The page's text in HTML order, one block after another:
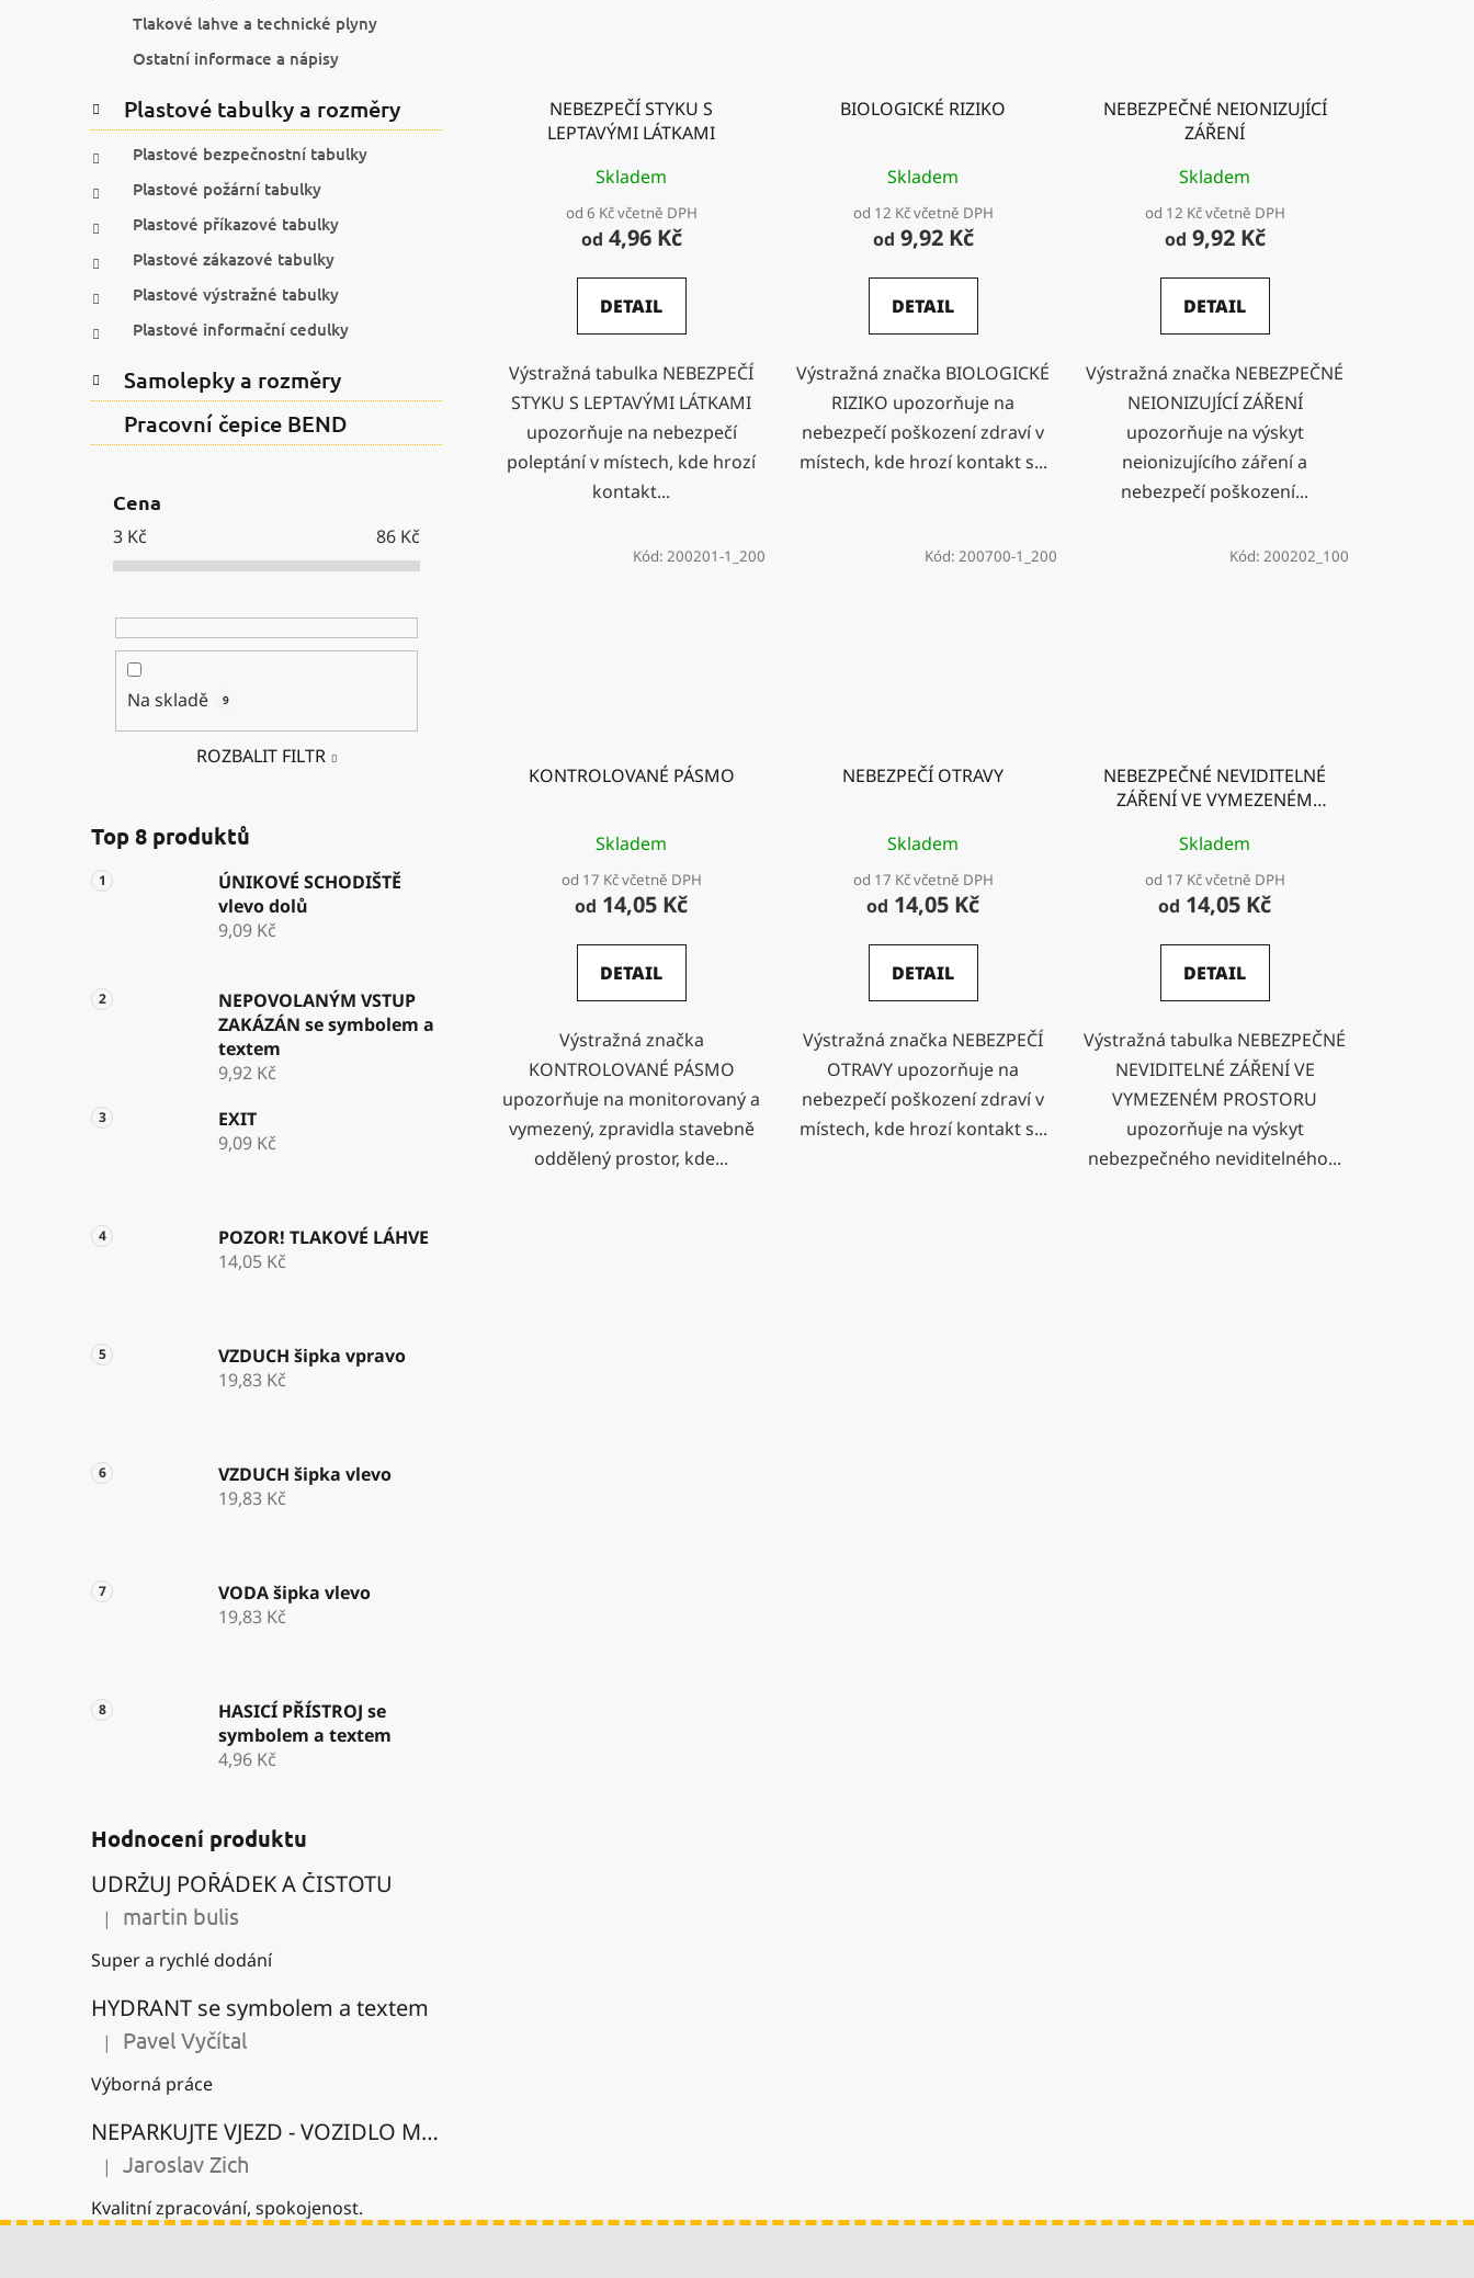
Tlakové lahve a technické plyny
Ostatní informace a nápisy
Plastové tabulky a rozměry
Plastové bezpečnostní tabulky
Plastové požární tabulky
Plastové příkazové tabulky
Plastové zákazové tabulky
Plastové výstražné tabulky
Plastové informační cedulky
Samolepky a rozměry
Pracovní čepice BEND
Cena
3 Kč 86 Kč
Na skladě 9
ROZBALIT FILTR
Top 8 produktů
ÚNIKOVÉ SCHODIŠTĚ
vlevo dolů
9,09 Kč
NEPOVOLANÝM VSTUP
ZAKÁZÁN se symbolem a
textem
9,92 Kč
EXIT
9,09 Kč
POZOR! TLAKOVÉ LÁHVE
14,05 Kč
VZDUCH šipka vpravo
19,83 Kč
VZDUCH šipka vlevo
19,83 Kč
VODA šipka vlevo
19,83 Kč
HASICÍ PŘÍSTROJ se
symbolem a textem
4,96 Kč
Hodnocení produktu
UDRŽUJ POŘÁDEK A ČISTOTU
Hodnocení produktu je 5 z 5 hvězdiček.
| martin bulis
Super a rychlé dodání
HYDRANT se symbolem a textem
Hodnocení produktu je 5 z 5 hvězdiček.
| Pavel Vyčítal
Výborná práce
NEPARKUJTE VJEZD - VOZIDLO MŮŽE BÝT ODTAŽENO se zákazem parkování
Hodnocení produktu je 5 z 5 hvězdiček.
| Jaroslav Zich
Kvalitní zpracování, spokojenost.
NEBEZPEČÍ STYKU S
LEPTAVÝMI LÁTKAMI
Skladem
od 6 Kč včetně DPH
od 4,96 Kč
DETAIL
Výstražná tabulka NEBEZPEČÍ
STYKU S LEPTAVÝMI LÁTKAMI
upozorňuje na nebezpečí
poleptání v místech, kde hrozí
kontakt...
BIOLOGICKÉ RIZIKO
Skladem
od 12 Kč včetně DPH
od 9,92 Kč
DETAIL
Výstražná značka BIOLOGICKÉ
RIZIKO upozorňuje na
nebezpečí poškození zdraví v
místech, kde hrozí kontakt s...
NEBEZPEČNÉ NEIONIZUJÍCÍ
ZÁŘENÍ
Skladem
od 12 Kč včetně DPH
od 9,92 Kč
DETAIL
Výstražná značka NEBEZPEČNÉ
NEIONIZUJÍCÍ ZÁŘENÍ
upozorňuje na výskyt
neionizujícího záření a
nebezpečí poškození...
KONTROLOVANÉ PÁSMO
Skladem
od 17 Kč včetně DPH
od 14,05 Kč
DETAIL
Výstražná značka
KONTROLOVANÉ PÁSMO
upozorňuje na monitorovaný a
vymezený, zpravidla stavebně
oddělený prostor, kde...
Kód: 200201-1_200
NEBEZPEČÍ OTRAVY
Skladem
od 17 Kč včetně DPH
od 14,05 Kč
DETAIL
Výstražná značka NEBEZPEČÍ
OTRAVY upozorňuje na
nebezpečí poškození zdraví v
místech, kde hrozí kontakt s...
Kód: 200700-1_200
NEBEZPEČNÉ NEVIDITELNÉ
ZÁŘENÍ VE VYMEZENÉM
Skladem
od 17 Kč včetně DPH
od 14,05 Kč
DETAIL
Výstražná tabulka NEBEZPEČNÉ
NEVIDITELNÉ ZÁŘENÍ VE
VYMEZENÉM PROSTORU
upozorňuje na výskyt
nebezpečného neviditelného...
Kód: 200202_100